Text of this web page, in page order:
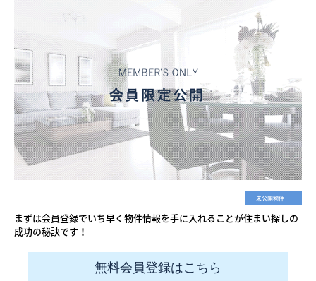
未公開物件
まずは会員登録でいち早く物件情報を手に入れることが住まい探しの
成功の秘訣です！
無料会員登録はこちら